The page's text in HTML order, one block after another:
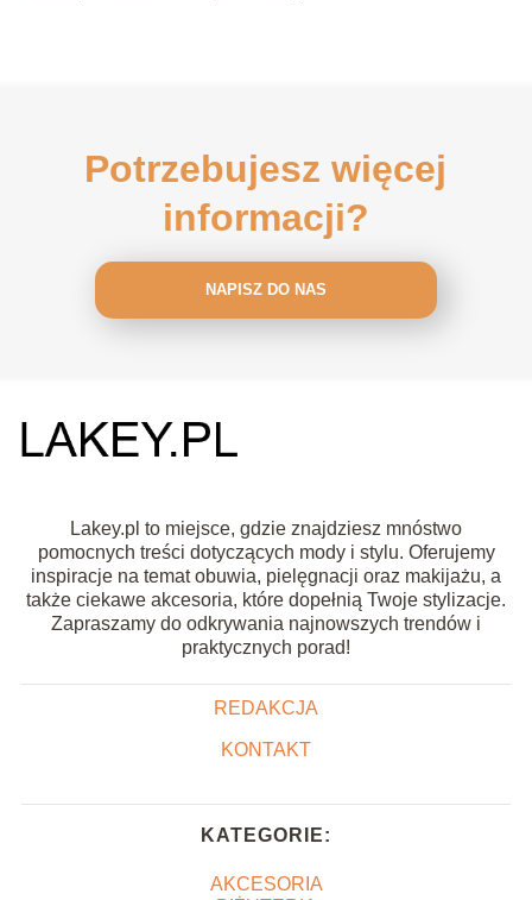
Potrzebujesz więcej
informacji?
NAPISZ DO NAS
Lakey.pl to miejsce, gdzie znajdziesz mnóstwo
pomocnych treści dotyczących mody i stylu. Oferujemy
inspiracje na temat obuwia, pielęgnacji oraz makijażu, a
także ciekawe akcesoria, które dopełnią Twoje stylizacje.
Zapraszamy do odkrywania najnowszych trendów i
praktycznych porad!
REDAKCJA
KONTAKT
KATEGORIE:
AKCESORIA